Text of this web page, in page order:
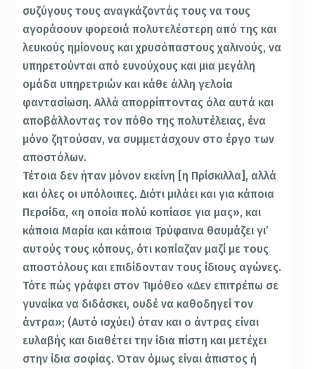
συζύγους τους αναγκάζοντάς τους να τους
αγοράσουν φορεσιά πολυτελέστερη από της και
λευκούς ημίονους και χρυσόπαστους χαλινούς, να
υπηρετούνται από ευνούχους και μια μεγάλη
ομάδα υπηρετριών και κάθε άλλη γελοία
φαντασίωση. Αλλά απορρίπτοντας όλα αυτά και
αποβάλλοντας τον πόθο της πολυτέλειας, ένα
μόνο ζητούσαν, να συμμετάσχουν στο έργο των
αποστόλων.
Τέτοια δεν ήταν μόνον εκείνη [η Πρίσκιλλα], αλλά
και όλες οι υπόλοιπες. Διότι μιλάει και για κάποια
Περσίδα, «η οποία πολύ κοπίασε για μας», και
κάποια Μαρία και κάποια Τρύφαινα θαυμάζει γι’
αυτούς τους κόπους, ότι κοπίαζαν μαζί με τους
αποστόλους και επιδίδονταν τους ίδιους αγώνες.
Τότε πώς γράφει στον Τιμόθεο «Δεν επιτρέπω σε
γυναίκα να διδάσκει, ουδέ να καθοδηγεί τον
άντρα»; (Αυτό ισχύει) όταν και ο άντρας είναι
ευλαβής και διαθέτει την ίδια πίστη και μετέχει
στην ίδια σοφίας. Όταν όμως είναι άπιστος ή